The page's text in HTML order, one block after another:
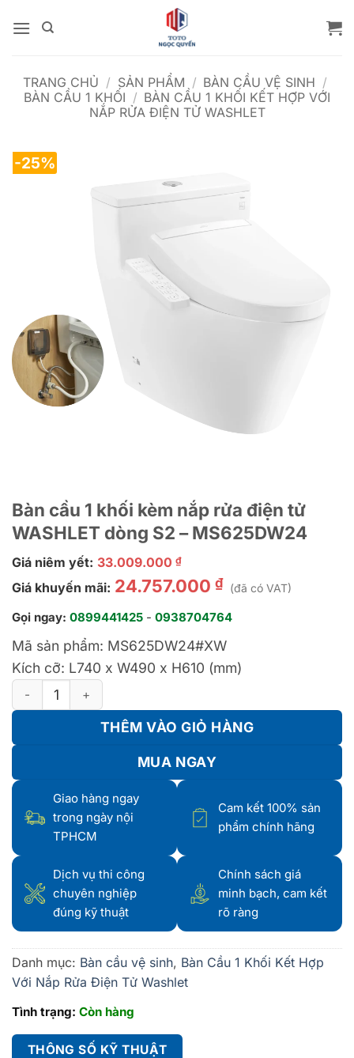
qua
TRANG CHỦ / SẢN PHẨM / BÀN CẦU VỆ SINH /
BÀN CẦU 1 KHỐI / BÀN CẦU 1 KHỐI KẾT HỢP VỚI
NẮP RỬA ĐIỆN TỬ WASHLET
-25%
Bàn cầu 1 khối kèm nắp rửa điện tử
WASHLET dòng S2 – MS625DW24
Giá niêm yết: 33.009.000 ₫
Giá khuyến mãi: 24.757.000 ₫ (đã có VAT)
Gọi ngay: 0899441425 - 0938704764
Mã sản phẩm: MS625DW24#XW
Kích cỡ: L740 x W490 x H610 (mm)
Bàn cầu 1 khối kèm nắp rửa điện tử WASHLET dòng S2 –
THÊM VÀO GIỎ HÀNG
MUA NGAY
Giao hàng ngay
trong ngày nội
TPHCM
Cam kết 100% sản
phẩm chính hãng
Dịch vụ thi công
chuyên nghiệp
đúng kỹ thuật
Chính sách giá
minh bạch, cam kết
rõ ràng
Danh mục: Bàn cầu vệ sinh, Bàn Cầu 1 Khối Kết Hợp
Với Nắp Rửa Điện Tử Washlet
Tình trạng: Còn hàng
THÔNG SỐ KỸ THUẬT